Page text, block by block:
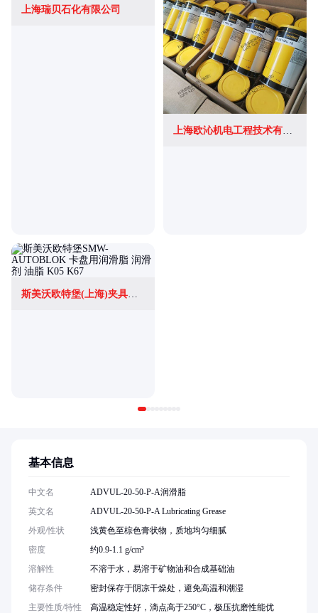
上海瑞贝石化有限公司
基本信息
中文名
ADVUL-20-50-P-A润滑脂
英文名
ADVUL-20-50-P-A Lubricating Grease
外观/性状
浅黄色至棕色膏状物，质地均匀细腻
密度
约0.9-1.1 g/cm³
溶解性
不溶于水，易溶于矿物油和合成基础油
储存条件
密封保存于阴凉干燥处，避免高温和潮湿
主要性质/特性
高温稳定性好，滴点高于250°C，极压抗磨性能优